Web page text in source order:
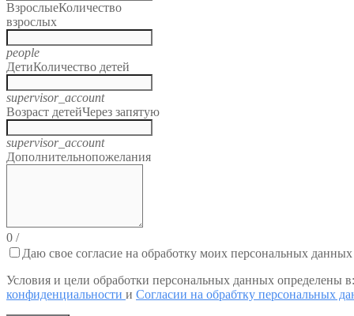
ВзрослыеКоличество
взрослых
people
ДетиКоличество детей
supervisor_account
Возраст детейЧерез запятую
supervisor_account
Дополнительнопожелания
0 /
Даю свое согласие на обработку моих персональных данных
Условия и цели обработки персональных данных определены
конфиденциальности и Согласии на обрабтку персональных